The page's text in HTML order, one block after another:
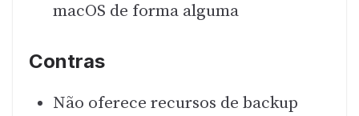
macOS de forma alguma
Contras
Não oferece recursos de backup